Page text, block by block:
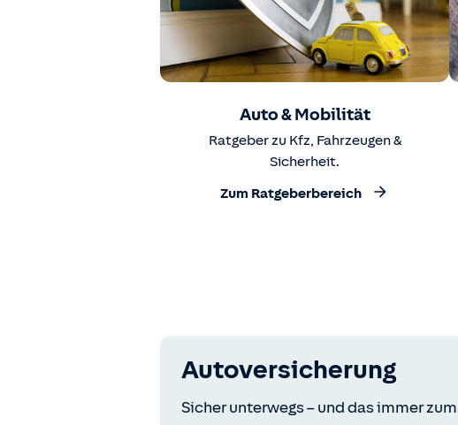
Auto & Mobilität
Ratgeber zu Kfz, Fahrzeugen &
Sicherheit.
Zum Ratgeberbereich
Autoversicherung
Sicher unterwegs – und das immer